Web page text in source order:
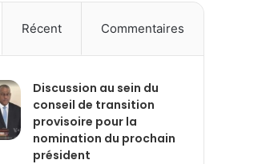
Récent Commentaires
Discussion au sein du
conseil de transition
provisoire pour la
nomination du prochain
président